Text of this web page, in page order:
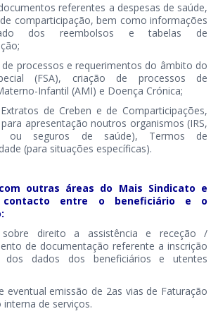
referentes a despesas de saúde,
comparticipação, bem como informações
dos reembolsos e tabelas de
de processos e requerimentos do âmbito do
(FSA), criação de processos de
Infantil (AMI) e Doença Crónica;
de Creben e de Comparticipações,
apresentação noutros organismos (IRS,
ou seguros de saúde), Termos de
(para situações específicas).
outras áreas do Mais Sindicato e
contacto entre o beneficiário e o
sobre direito a assistência e receção /
de documentação referente a inscrição
dos dados dos beneficiários e utentes
eventual emissão de 2as vias de Faturação
interna de serviços.​​